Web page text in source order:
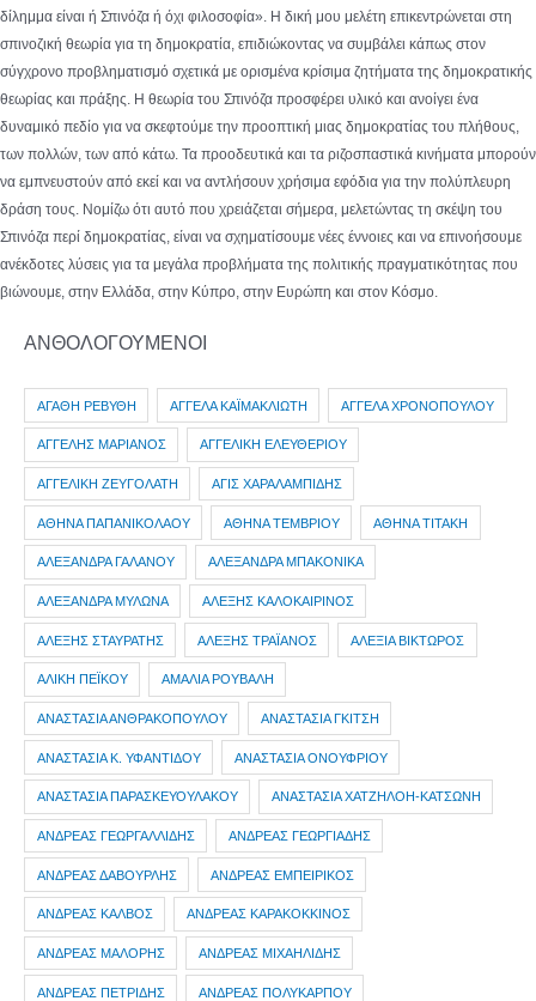
δίλημμα είναι ή Σπινόζα ή όχι φιλοσοφία». Η δική μου μελέτη επικεντρώνεται στη
σπινοζική θεωρία για τη δημοκρατία, επιδιώκοντας να συμβάλει κάπως στον
σύγχρονο προβληματισμό σχετικά με ορισμένα κρίσιμα ζητήματα της δημοκρατικής
θεωρίας και πράξης. Η θεωρία του Σπινόζα προσφέρει υλικό και ανοίγει ένα
δυναμικό πεδίο για να σκεφτούμε την προοπτική μιας δημοκρατίας του πλήθους,
των πολλών, των από κάτω. Τα προοδευτικά και τα ριζοσπαστικά κινήματα μπορούν
να εμπνευστούν από εκεί και να αντλήσουν χρήσιμα εφόδια για την πολύπλευρη
δράση τους. Νομίζω ότι αυτό που χρειάζεται σήμερα, μελετώντας τη σκέψη του
Σπινόζα περί δημοκρατίας, είναι να σχηματίσουμε νέες έννοιες και να επινοήσουμε
ανέκδοτες λύσεις για τα μεγάλα προβλήματα της πολιτικής πραγματικότητας που
βιώνουμε, στην Ελλάδα, στην Κύπρο, στην Ευρώπη και στον Κόσμο.
ΑΝΘΟΛΟΓΟΥΜΕΝΟΙ
ΑΓΑΘΗ ΡΕΒΥΘΗ ΑΓΓΕΛΑ ΚΑΪΜΑΚΛΙΩΤΗ ΑΓΓΕΛΑ ΧΡΟΝΟΠΟΥΛΟΥ
ΑΓΓΕΛΗΣ ΜΑΡΙΑΝΟΣ ΑΓΓΕΛΙΚΗ ΕΛΕΥΘΕΡΙΟΥ
ΑΓΓΕΛΙΚΗ ΖΕΥΓΟΛΑΤΗ ΑΓΙΣ ΧΑΡΑΛΑΜΠΙΔΗΣ
ΑΘΗΝΑ ΠΑΠΑΝΙΚΟΛΑΟΥ ΑΘΗΝΑ ΤΕΜΒΡΙΟΥ ΑΘΗΝΑ ΤΙΤΑΚΗ
ΑΛΕΞΑΝΔΡΑ ΓΑΛΑΝΟΥ ΑΛΕΞΑΝΔΡΑ ΜΠΑΚΟΝΙΚΑ
ΑΛΕΞΑΝΔΡΑ ΜΥΛΩΝΑ ΑΛΕΞΗΣ ΚΑΛΟΚΑΙΡΙΝΟΣ
ΑΛΕΞΗΣ ΣΤΑΥΡΑΤΗΣ ΑΛΕΞΗΣ ΤΡΑΪΑΝΟΣ ΑΛΕΞΙΑ ΒΙΚΤΩΡΟΣ
ΑΛΙΚΗ ΠΕΪΚΟΥ ΑΜΑΛΙΑ ΡΟΥΒΑΛΗ
ΑΝΑΣΤΑΣΙΑ ΑΝΘΡΑΚΟΠΟΥΛΟΥ ΑΝΑΣΤΑΣΙΑ ΓΚΙΤΣΗ
ΑΝΑΣΤΑΣΙΑ Κ. ΥΦΑΝΤΙΔΟΥ ΑΝΑΣΤΑΣΙΑ ΟΝΟΥΦΡΙΟΥ
ΑΝΑΣΤΑΣΙΑ ΠΑΡΑΣΚΕΥΟΥΛΑΚΟΥ ΑΝΑΣΤΑΣΙΑ ΧΑΤΖΗΛΟΗ-ΚΑΤΣΩΝΗ
ΑΝΔΡΕΑΣ ΓΕΩΡΓΑΛΛΙΔΗΣ ΑΝΔΡΕΑΣ ΓΕΩΡΓΙΑΔΗΣ
ΑΝΔΡΕΑΣ ΔΑΒΟΥΡΛΗΣ ΑΝΔΡΕΑΣ ΕΜΠΕΙΡΙΚΟΣ
ΑΝΔΡΕΑΣ ΚΑΛΒΟΣ ΑΝΔΡΕΑΣ ΚΑΡΑΚΟΚΚΙΝΟΣ
ΑΝΔΡΕΑΣ ΜΑΛΟΡΗΣ ΑΝΔΡΕΑΣ ΜΙΧΑΗΛΙΔΗΣ
ΑΝΔΡΕΑΣ ΠΕΤΡΙΔΗΣ ΑΝΔΡΕΑΣ ΠΟΛΥΚΑΡΠΟΥ